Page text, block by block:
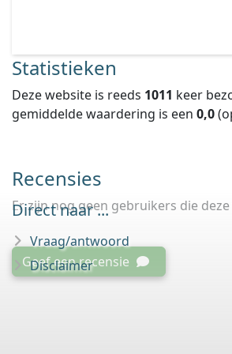
Statistieken
Deze website is reeds 1011 keer
gemiddelde waardering is een 0,0
Recensies
Er zijn nog geen gebruikers die
Geef een recensie
Direct naar ...
Vraag/antwoord
Disclaimer